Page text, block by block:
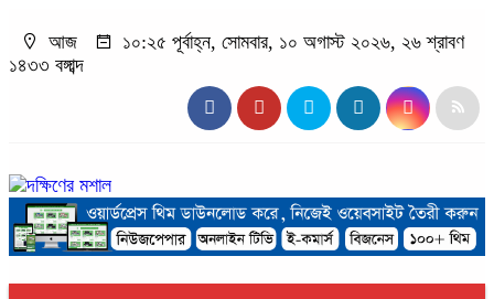
আজ
১০:২৫ পূর্বাহ্ন, সোমবার, ১০ অগাস্ট ২০২৬, ২৬ শ্রাবণ
১৪৩৩ বঙ্গাব্দ